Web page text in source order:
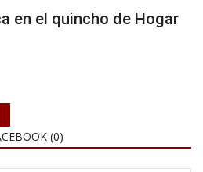
en el quincho de Hogar
(0)